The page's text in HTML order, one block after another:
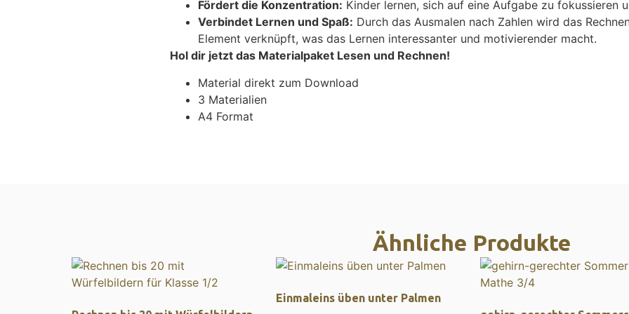
Fördert die Konzentration: Kinder lernen, sich auf eine Aufgabe zu fokussieren
Verbindet Lernen und Spaß: Durch das Ausmalen nach Zahlen wird das
Element verknüpft, was das Lernen interessanter und motivierender macht.
Hol dir jetzt das Materialpaket Lesen und Rechnen!
Material direkt zum Download
3 Materialien
A4 Format
Ähnliche Produkte
Einmaleins üben unter Palmen